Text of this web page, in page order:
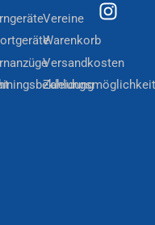
Vereine
Warenkorb
Versandkosten